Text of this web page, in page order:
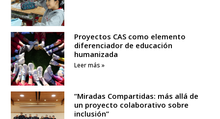
Proyectos CAS como elemento
diferenciador de educación
humanizada
Leer más »
“Miradas Compartidas: más allá de
un proyecto colaborativo sobre
inclusión”